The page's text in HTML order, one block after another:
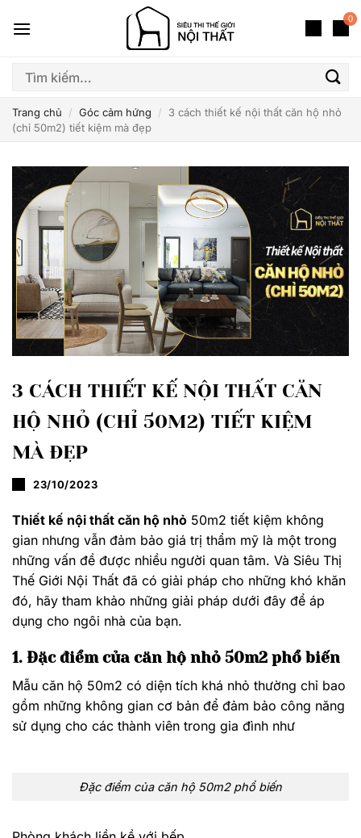
qua
dung
0
Tìm
Trang chủ / Góc cảm hứng /
3 cách thiết kế nội thất căn hộ nhỏ
(chỉ 50m2) tiết kiệm mà đẹp
3 CÁCH THIẾT KẾ NỘI THẤT CĂN
HỘ NHỎ (CHỈ 50M2) TIẾT KIỆM
MÀ ĐẸP
23/10/2023
Thiết kế nội thất căn hộ nhỏ 50m2 tiết kiệm không
gian nhưng vẫn đảm bảo giá trị thẩm mỹ là một trong
những vấn đề được nhiều người quan tâm. Và Siêu Thị
Thế Giới Nội Thất đã có giải pháp cho những khó khăn
đó, hãy tham khảo những giải pháp dưới đây để áp
dụng cho ngôi nhà của bạn.
1. Đặc điểm của căn hộ nhỏ 50m2 phổ biến
Mẫu căn hộ 50m2 có diện tích khá nhỏ thường chỉ bao
gồm những không gian cơ bản để đảm bảo công năng
sử dụng cho các thành viên trong gia đình như
Đặc điểm của căn hộ 50m2 phổ biến